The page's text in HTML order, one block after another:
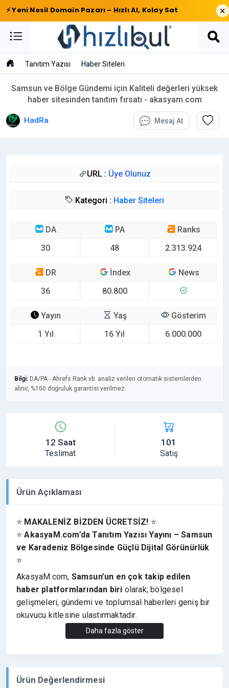
⚡ Yeni Nesil Domain Pazarı – Hızlı Al, Kolay Sat ×
Tanıtım Yazısı Haber Siteleri
Samsun ve Bölge Gündemi için Kaliteli değerleri yüksek
haber sitesinden tanıtım fırsatı - akasyam.com
HadRa Mesaj At
URL : Üye Olunuz
Kategori : Haber Siteleri
DA
30
PA
48
Ranks
2.313.924
DR
36
İndex
80.800
News
Yayın
1 Yıl
Yaş
16 Yıl
Gösterim
6.000.000
Bilgi: DA/PA - Ahrefs Rank vb. analiz verileri otomatik sistemlerden
alınır, %100 doğruluk garantisi verilmez.
12 Saat
Teslimat
101
Satış
Ürün Açıklaması
⭐ MAKALENİZ BİZDEN ÜCRETSİZ! ⭐
⭐AkasyaM.com’da Tanıtım Yazısı Yayını – Samsun
ve Karadeniz Bölgesinde Güçlü Dijital Görünürlük
⭐
AkasyaM.com, Samsun’un en çok takip edilen
haber platformlarından biri olarak; bölgesel
gelişmeleri, gündemi ve toplumsal haberleri geniş bir
okuyucu kitlesine ulaştırmaktadır.
Samsun ve Karadeniz Bölgesi’nde güçlü bilinirliği
sayesinde markaların hedef kitleye hızlı ve etkili
➡️ Tanıtım yazısı içerisinde
Daha fazla göster
Ürün Değerlendirmesi